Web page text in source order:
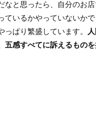
なと思ったら、自分のお
ているかやっていないか
ぱり繁盛しています。
五感すべてに訴えるもの